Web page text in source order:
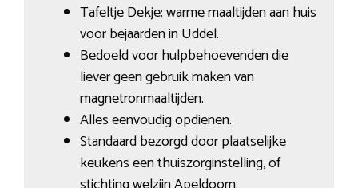
Tafeltje Dekje: warme maaltijden aan huis
voor bejaarden in Uddel.
Bedoeld voor hulpbehoevenden die
liever geen gebruik maken van
magnetronmaaltijden.
Alles eenvoudig opdienen.
Standaard bezorgd door plaatselijke
keukens een thuiszorginstelling, of